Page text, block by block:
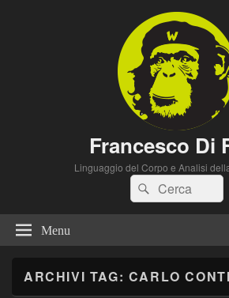
Francesco Di
Linguaggio del Corpo e Analisi
Cerca:Cerca
Menu
ARCHIVI TAG: CARLO CONTI